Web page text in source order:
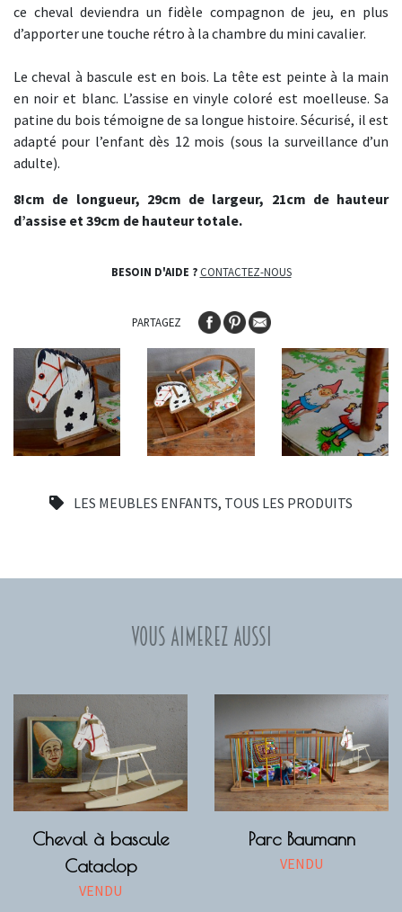
LES MEUBLES ENFANTS, TOUS LES PRODUITS
ce cheval deviendra un fidèle compagnon de jeu, en plus
d’apporter une touche rétro à la chambre du mini cavalier.
Le cheval à bascule est en bois. La tête est peinte à la main
en noir et blanc. L’assise en vinyle coloré est moelleuse. Sa
patine du bois témoigne de sa longue histoire. Sécurisé, il est
adapté pour l’enfant dès 12 mois (sous la surveillance d’un
adulte).
8!cm de longueur, 29cm de largeur, 21cm de hauteur
d’assise et 39cm de hauteur totale.
BESOIN D'AIDE ? CONTACTEZ-NOUS
PARTAGEZ
Vous aimerez aussi
Cheval à bascule
Cataclop
VENDU
Parc Baumann
VENDU